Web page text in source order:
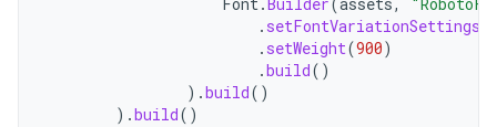
Font.Builder(assets,
. setFontVariationSettings
. setWeight(900)
.build()
).build()
).build()